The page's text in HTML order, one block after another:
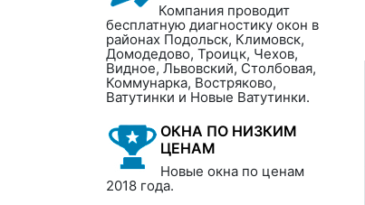
Компания проводит
бесплатную диагностику окон в
районах Подольск, Климовск,
Домодедово, Троицк, Чехов,
Видное, Львовский, Столбовая,
Коммунарка, Востряково,
Ватутинки и Новые Ватутинки.
ОКНА ПО НИЗКИМ
ЦЕНАМ
Новые окна по ценам
2018 года.